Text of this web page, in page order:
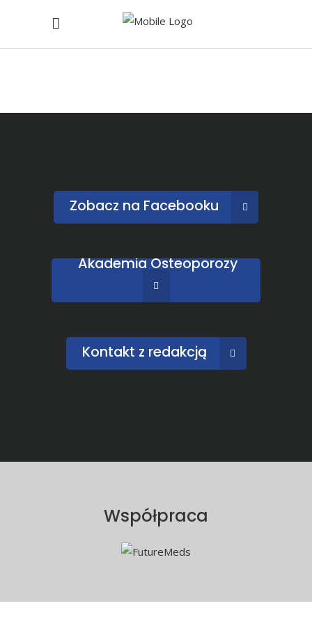
Zobacz na Facebooku
Akademia Osteoporozy
Kontakt z redakcją
Współpraca